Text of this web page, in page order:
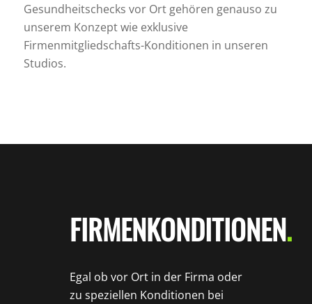
Gesundheitschecks vor Ort gehören genauso zu
unserem Konzept wie exklusive
Firmenmitgliedschafts-Konditionen in unseren
Studios.
FIRMENKONDITIONEN.
Egal ob vor Ort in der Firma oder
zu speziellen Konditionen bei